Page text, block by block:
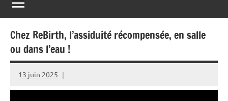
Chez ReBirth, l’assiduité récompensée, en salle
ou dans l’eau !
13 juin 2025
Rédaction
JRS